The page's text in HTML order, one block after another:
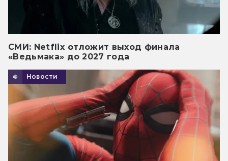
СМИ: Netflix отложит выход финала
«Ведьмака» до 2027 года
Новости